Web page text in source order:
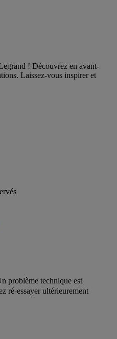
! Découvrez en avant-
Laissez-vous inspirer et
problème technique est
ré-essayer ultérieurement